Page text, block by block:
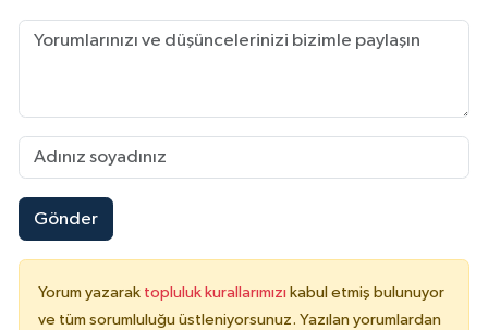
Gönder
Yorum yazarak topluluk kurallarımızı kabul etmiş bulunuyor
ve tüm sorumluluğu üstleniyorsunuz. Yazılan yorumlardan